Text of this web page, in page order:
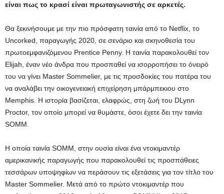
είναι πως το κρασί είναι πρωταγωνιστής σε αρκετές.
Θα ξεκινήσουμε με την πιο πρόσφατη ταινία από το Netflix, το
Uncorked, παραγωγής 2020, σε σενάριο και σκηνοθεσία του
πρωτοεμφανιζόμενου Prentice Penny. Η ταινία παρακολουθεί τον
Elijah, έναν νέο άνδρα που προσπαθεί να ισορροπήσει το όνειρό
του να γίνει Master Sommelier, με τις προσδοκίες του πατέρα του
να αναλάβει την οικογενειακή επιχείρηση μπάρμπεκιου στο
Memphis. Η ιστορία βασίζεται, ελαφρώς, στη ζωή του DLynn
Proctor, τον οποίο μπορεί να θυμάστε, όσοι έχετε δει την ταινία
SOMM.
Η οποία ταινία SOMM, στην ουσία είναι ένα ντοκιμαντέρ
αμερικανικής παραγωγής που παρακολουθεί τις προσπάθειες
τεσσάρων υποψηφίων να περάσουν τις εξετάσεις για τον τίτλο του
Master Sommelier. Μετά από το πρώτο ντοκιμαντέρ που